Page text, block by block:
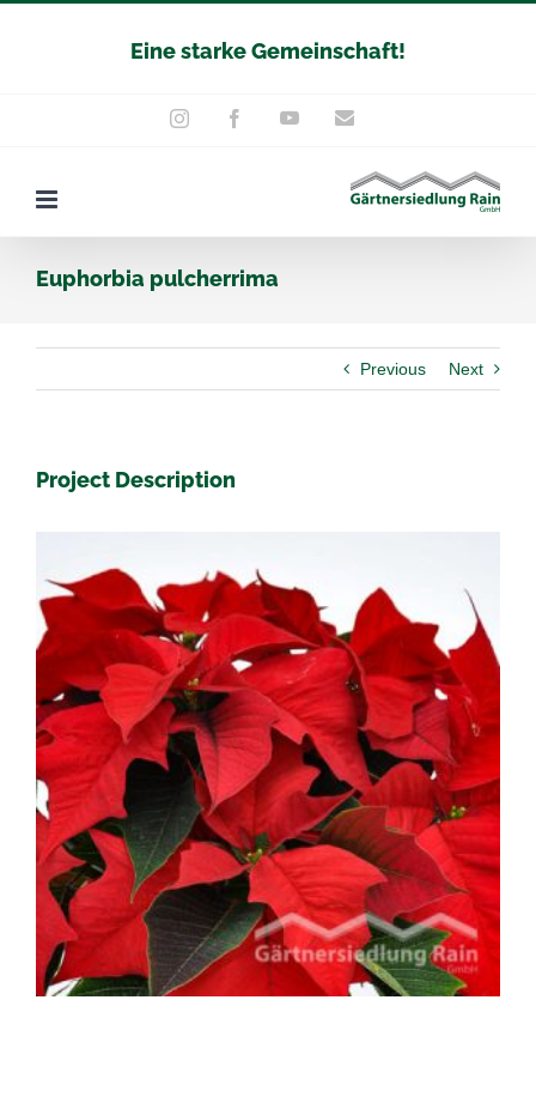
Eine starke Gemeinschaft!
InstagramFacebookYouTubeE-
Euphorbia pulcherrima
Previous Next
Project Description